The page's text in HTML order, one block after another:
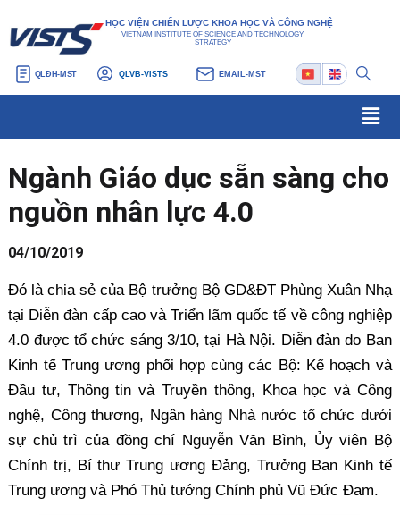
tới
nội
dung
HỌC VIỆN CHIẾN LƯỢC KHOA HỌC VÀ CÔNG NGHỆ
VIETNAM INSTITUTE OF SCIENCE AND TECHNOLOGY
STRATEGY
QLĐH-MST QLVB-VISTS EMAIL-MST
Ngành Giáo dục sẵn sàng cho
nguồn nhân lực 4.0
04/10/2019
Đó là chia sẻ của Bộ trưởng Bộ GD&ĐT Phùng Xuân Nhạ
tại Diễn đàn cấp cao và Triển lãm quốc tế về công nghiệp
4.0 được tổ chức sáng 3/10, tại Hà Nội. Diễn đàn do Ban
Kinh tế Trung ương phối hợp cùng các Bộ: Kế hoạch và
Đầu tư, Thông tin và Truyền thông, Khoa học và Công
nghệ, Công thương, Ngân hàng Nhà nước tổ chức dưới
sự chủ trì của đồng chí Nguyễn Văn Bình, Ủy viên Bộ
Chính trị, Bí thư Trung ương Đảng, Trưởng Ban Kinh tế
Trung ương và Phó Thủ tướng Chính phủ Vũ Đức Đam.
hướng
bài
viết